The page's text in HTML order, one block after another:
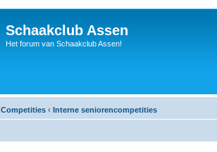
Schaakclub Assen
Het forum van Schaakclub Assen!
Competities ‹ Interne seniorencompetities